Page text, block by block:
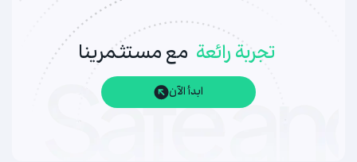
تجربة رائعة مع مستثمرينا
ابدأ الآن